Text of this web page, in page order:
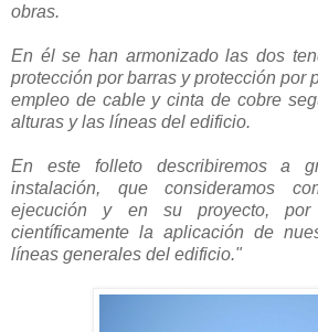
obras.
En él se han armonizado las dos
protección por barras y protección por
empleo de cable y cinta de cobre
alturas y las líneas del edificio.
En este folleto describiremos a
instalación, que consideramos
ejecución y en su proyecto, por
científicamente la aplicación de
líneas generales del edificio."